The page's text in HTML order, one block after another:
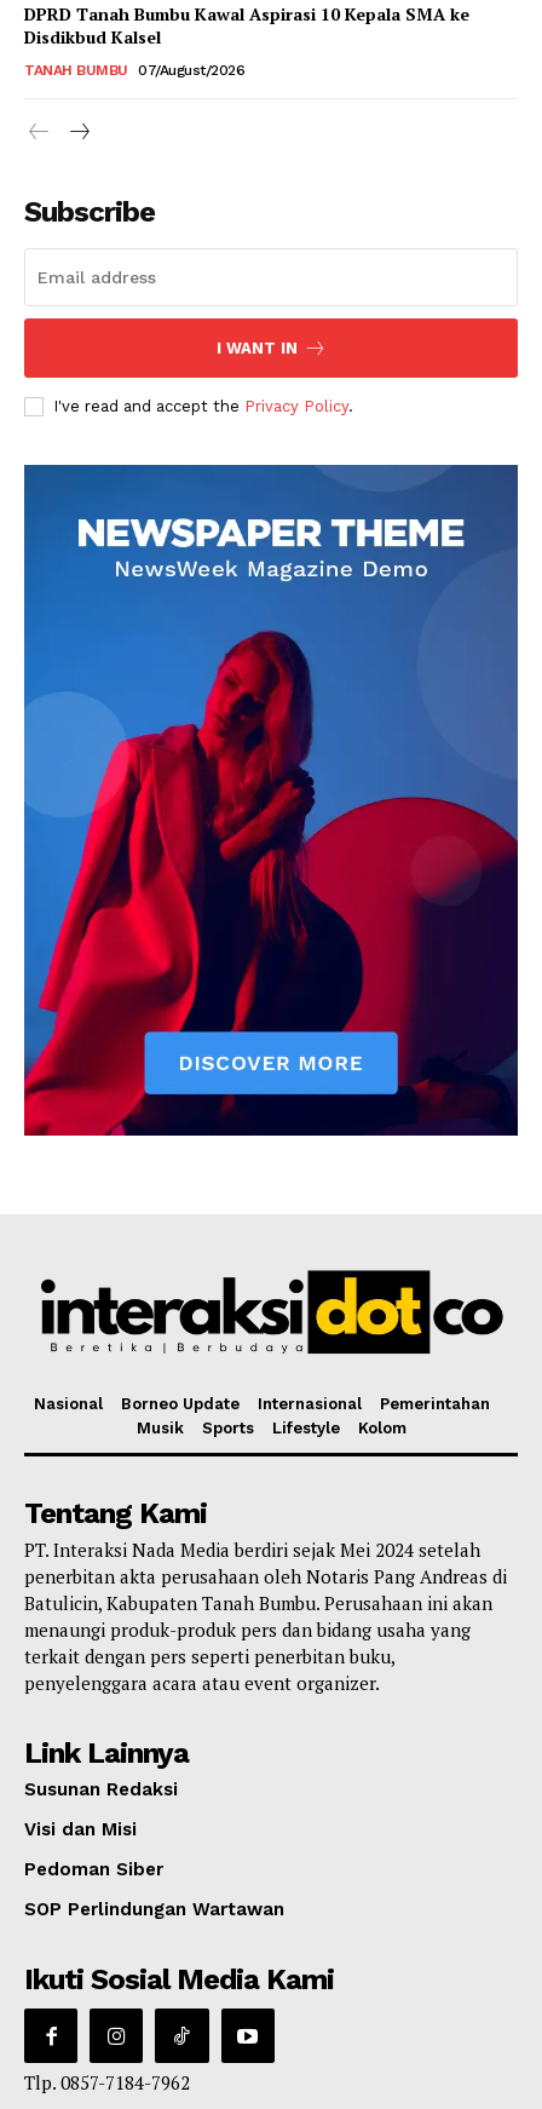
DPRD Tanah Bumbu Kawal Aspirasi 10 Kepala SMA ke
Disdikbud Kalsel
TANAH BUMBU 07/August/2026
Subscribe
I WANT IN
I've read and accept the Privacy Policy.
Nasional Borneo Update Internasional
Pemerintahan
Musik
Sports Lifestyle Kolom
Tentang Kami
PT. Interaksi Nada Media berdiri sejak Mei 2024 setelah
penerbitan akta perusahaan oleh Notaris Pang Andreas di
Batulicin, Kabupaten Tanah Bumbu. Perusahaan ini akan
menaungi produk-produk pers dan bidang usaha yang
terkait dengan pers seperti penerbitan buku,
penyelenggara acara atau event organizer.
Link Lainnya
Susunan Redaksi
Visi dan Misi
Pedoman Siber
SOP Perlindungan Wartawan
Ikuti Sosial Media Kami
Tlp. 0857-7184-7962